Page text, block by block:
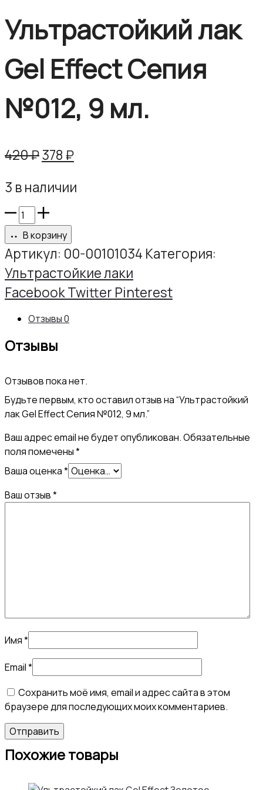
Ультрастойкий лак
Gel Effect Сепия
№012, 9 мл.
420₽Первоначальная
составляла
420 ₽.
378₽Текущая
378 ₽.
3 в наличии
Количество
товара
Ультрастойкий
лак
Gel
Сепия
№012,
мл.
В корзину
Артикул: 00-00101034 Категория:
Ультрастойкие лаки
Share
FacebookTwitter Pinterest
Отзывы0
Отзывы
Отзывов пока нет.
Будьте первым, кто оставил отзыв на “Ультрастойкий
лак Gel Effect Сепия №012, 9 мл.”
Ваш адрес email не будет опубликован.Обязательные
поля помечены*
Ваша оценка*
Ваш отзыв*
Имя*
Email*
Сохранить моё имя, email и адрес сайта в этом
браузере для последующих моих комментариев.
Похожие товары